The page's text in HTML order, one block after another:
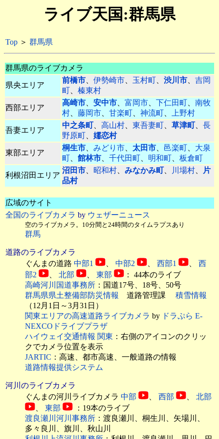
ライブ天国:群馬県
Top ＞ 群馬県
群馬県のライブカメラ
県央エリア
前橋市、 伊勢崎市、 玉村町、 渋川市、 吉岡
町、 榛東村
西部エリア
高崎市、 安中市、 富岡市、 下仁田町、 南牧
村、 藤岡市、 甘楽町、 神流町、 上野村
吾妻エリア
中之条町、 高山村、 東吾妻町、 草津町、 長
野原町、 嬬恋村
東部エリア
桐生市、 みどり市、 太田市、 邑楽町、 大泉
町、 館林市、 千代田町、 明和町、 板倉町
利根沼田エリア
沼田市、 昭和村、 みなかみ町、 川場村、
片
品村
広域のサイト
全国のライブカメラ by ウェザーニュース
空のライブカメラ。10分間と24時間のタイムラプスあり
群馬
道路のライブカメラ
ぐんまの道路 中部1 、 中部2 、 西部1 、 西
部2
、 北部 、 東部
： 44本のライブ
高崎河川国道事務所 ：国道17号、18号、50号
群馬県県土整備部防災情報
道路管理課 積雪情報
（12月1日～3月31日）
関東エリアの高速道路ライブカメラ by ドラぷら E-
NEXCOドライブプラザ
ハイウェイ交通情報 関東 ：右側のアイコンのクリッ
クでカメラ位置を表示
JARTIC ：高速、都市高速、一般道路の情報
道路情報提供システム
河川のライブカメラ
ぐんまの河川ライブカメラ 中部 、 西部 、 北部
、 東部
：19本のライブ
渡良瀬川河川事務所 ：渡良瀬川、桐生川、矢場川、
多々良川、旗川、秋山川